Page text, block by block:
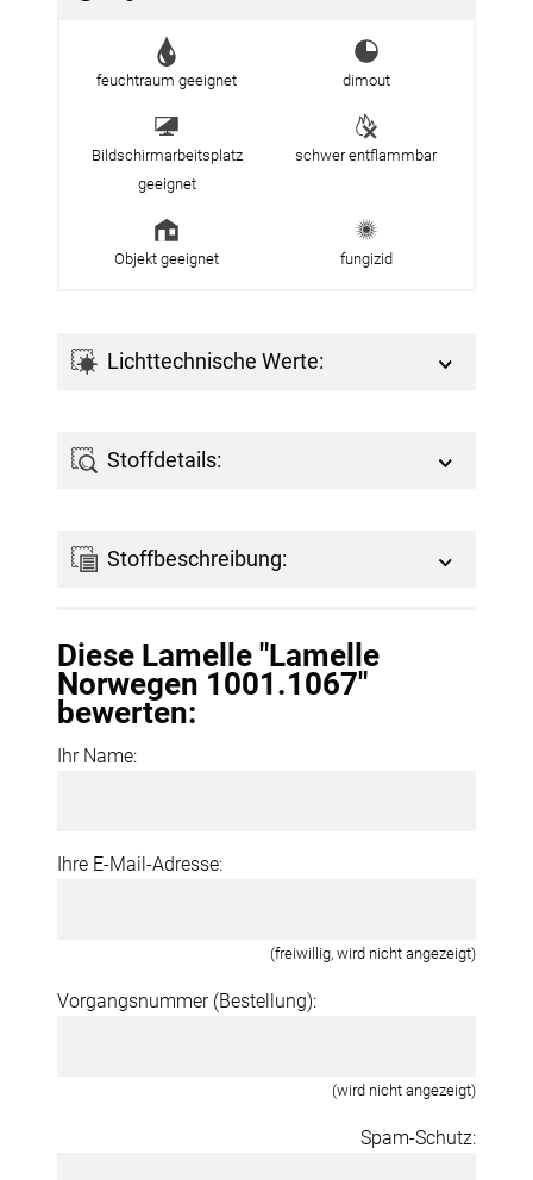
feuchtraum geeignet dimout
Bildschirmarbeitsplatz
geeignet
schwer entflammbar
Objekt geeignet fungizid
Lichttechnische Werte:
Stoffdetails:
Stoffbeschreibung:
Diese Lamelle "Lamelle
Norwegen 1001.1067"
bewerten:
Ihr Name:
Ihre E-Mail-Adresse:
(freiwillig, wird nicht angezeigt)
Vorgangsnummer (Bestellung):
(wird nicht angezeigt)
Spam-Schutz: